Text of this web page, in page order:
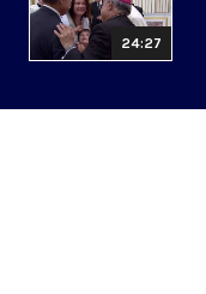
24:27